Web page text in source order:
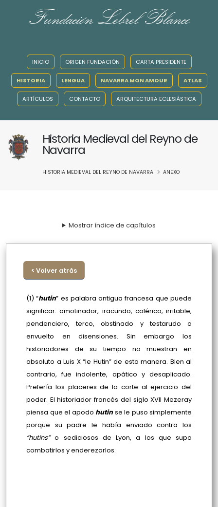
Fundación Lebrel Blanco
INICIO ORIGEN FUNDACIÓN CARTA PRESIDENTE
HISTORIA LENGUA NAVARRA MON AMOUR ATLAS
ARTÍCULOS CONTACTO ARQUITECTURA ECLESIÁSTICA
Historia Medieval del Reyno de
Navarra
HISTORIA MEDIEVAL DEL REYNO DE NAVARRA ANEXO
Mostrar índice de capítulos
< Volver atrás
(1) “hutin” es palabra antigua francesa que puede
significar: amotinador, iracundo, colérico, irritable,
pendenciero, terco, obstinado y testarudo o
envuelto en disensiones. Sin embargo los
historiadores de su tiempo no muestran en
absoluto a Luis X “le Hutin” de esta manera. Bien al
contrario, fue indolente, apático y desaplicado.
Prefería los placeres de la corte al ejercicio del
poder. El historiador francés del siglo XVII Mezeray
piensa que el apodo hutinse le puso simplemente
porque su padre le había enviado contra los
“hutins”o sediciosos de Lyon, a los que supo
combatirlos y enderezarlos.